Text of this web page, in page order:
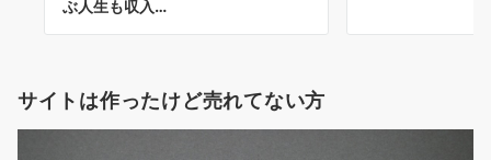
ぶ人生も収入…
サイトは作ったけど売れてない方